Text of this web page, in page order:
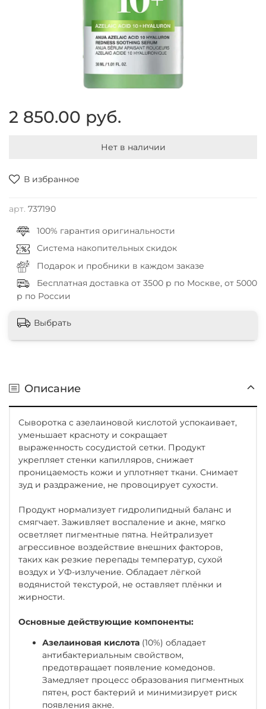
В избранное
арт. 737190
2 850.00 руб.
Нет в наличии
100% гарантия оригинальности
Система накопительных скидок
Подарок и пробники в каждом заказе
Бесплатная доставка от 3500 р по Москве, от 5000
р по России
Выбрать
Описание
Сыворотка с азелаиновой кислотой успокаивает,
уменьшает красноту и сокращает
выраженность сосудистой сетки. Продукт
укрепляет стенки капилляров, снижает
проницаемость кожи и уплотняет ткани. Снимает
зуд и раздражение, не провоцирует сухости.
Продукт нормализует гидролипидный баланс и
смягчает. Заживляет воспаление и акне, мягко
осветляет пигментные пятна. Нейтрализует
агрессивное воздействие внешних факторов,
таких как резкие перепады температур, сухой
воздух и УФ-излучение. Обладает лёгкой
водянистой текстурой, не оставляет плёнки и
жирности.
Основные действующие компоненты:
Азелаиновая кислота (10%) обладает
антибактериальным свойством,
предотвращает появление комедонов.
Замедляет процесс образования пигментных
пятен, рост бактерий и минимизирует риск
появления акне.